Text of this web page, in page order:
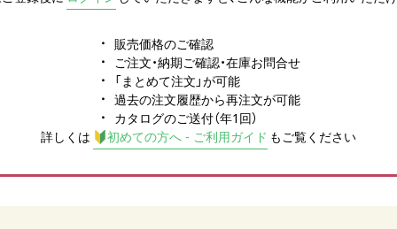
販売価格のご確認
ご注文・納期ご確認・在庫お問合せ
「まとめて注文」が可能
過去の注文履歴から再注文が可能
カタログのご送付（年1回）
詳しくは
初めての方へ - ご利用ガイド もご覧ください